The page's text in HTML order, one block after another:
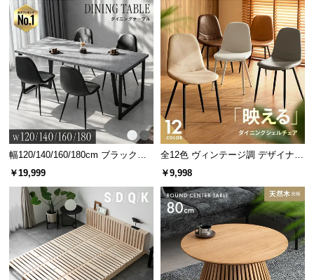
幅120/140/160/180cm ブラックフ
レーム ダイニング 大理石調 4人掛
￥19,999
全12色 ヴィンテージ調 デザイナー
ズシェルチェア
￥9,998